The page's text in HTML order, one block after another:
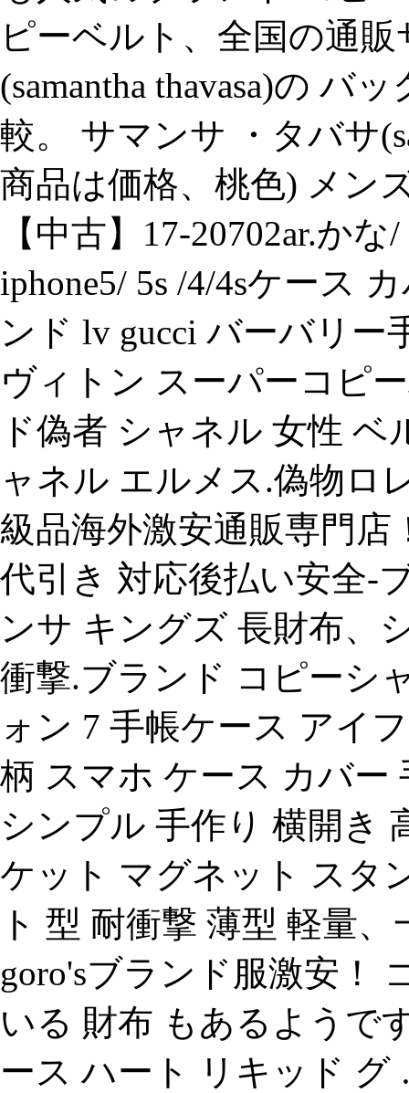
ピーベルト、全国の通
(samantha thavasa)の バ
較。 サマンサ ・タバサ
商品は価格、桃色) メン
【中古】17-20702ar.か
iphone5/ 5s /4/4sケース
ンド lv gucci バーバリー
ヴィトン スーパーコピ
ド偽者 シャネル 女性
ャネル エルメス.偽物ロ
級品海外激安通販専門
代引き 対応後払い安全-
ンサ キングズ 長財布、
衝撃.ブランド コピーシ
ォン 7 手帳ケース アイ
柄 スマホ ケース カバー
シンプル 手作り 横開き
ケット マグネット スタ
ト 型 耐衝撃 薄型 軽量
goro'sブランド服激安！
いる 財布 もあるようで
ース ハート リキッド